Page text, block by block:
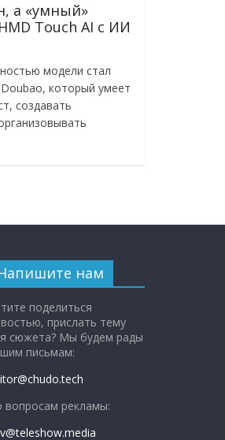
а «умный»
Touch AI с ИИ
модели стал
который умеет
создавать
нам
поделиться
прислать тему
сюжета? Мы будем рады
письмам:
вопросам рекламы: